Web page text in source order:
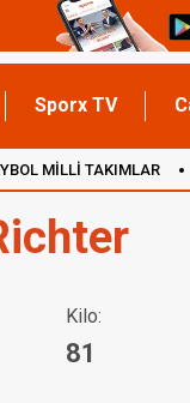
Sporx TV
MİLLİ TAKIMLAR
Kilo:
81